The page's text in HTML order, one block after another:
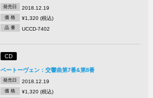
発売日 2018.12.19
価 格 ¥1,320 (税込)
品 番 UCCD-7402
CD
ベートーヴェン：交響曲第7番&第8番
発売日 2018.12.19
価 格 ¥1,320 (税込)